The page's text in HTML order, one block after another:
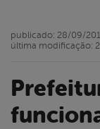
Prefeitura de Itapetim paga
publicado: 28/09/
última modificação: